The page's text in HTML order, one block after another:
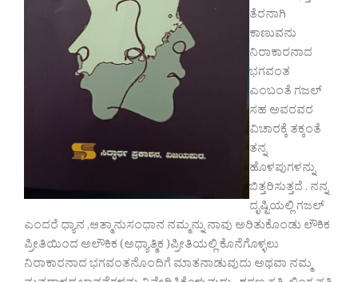
ತೆರನಾಗಿ
ಕಾಣುವನು
ನಿರಾಕಾರನಾದ
ಭಗವಂತ
ಎಂಬಂತೆ ಗಜಲ್
ಸಹ ಅವರವರ
ವಿಚಾರಕ್ಕೆ ತಕ್ಕಂತೆ
ತನ್ನ
ಹೊಳಪುಗಳನ್ನು
ಬಿತ್ತರಿಸುತ್ತದೆ . ನನ್ನ
ದೃಷ್ಟಿಯಲ್ಲಿ ಗಜಲ್
ಎಂದರೆ ಧ್ಯಾನ ,ಆತ್ಮಾನುಸಂಧಾನ ನಮ್ಮನ್ನು ನಾವು ಅರಿತುಕೊಂಡು ಲೌಕಿಕ
ಪ್ರೀತಿಯಿಂದ ಅಲೌಕಿಕ (ಅಧ್ಯಾತ್ಮಿಕ )ಪ್ರೀತಿಯಲ್ಲಿ ಕೊನೆಗೊಳ್ಳಲು
ನಿರಾಕಾರನಾದ ಭಗವಂತನೊಂದಿಗೆ ಮಾತನಾಡುವುದು ಅಥವಾ ನಮ್ಮ